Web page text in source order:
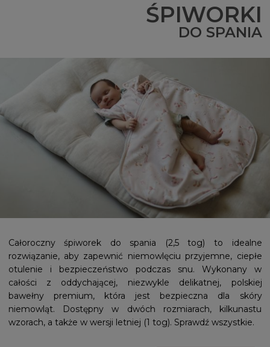
ŚPIWORKI
DO SPANIA
Całoroczny śpiworek do spania (2,5 tog) to idealne
rozwiązanie, aby zapewnić niemowlęciu przyjemne, ciepłe
otulenie i bezpieczeństwo podczas snu. Wykonany w
całości z oddychającej, niezwykle delikatnej, polskiej
bawełny premium, która jest bezpieczna dla skóry
niemowląt. Dostępny w dwóch rozmiarach, kilkunastu
wzorach, a także w wersji letniej (1 tog). Sprawdź wszystkie.